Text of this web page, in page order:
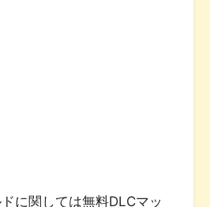
に関しては無料DLCマッ